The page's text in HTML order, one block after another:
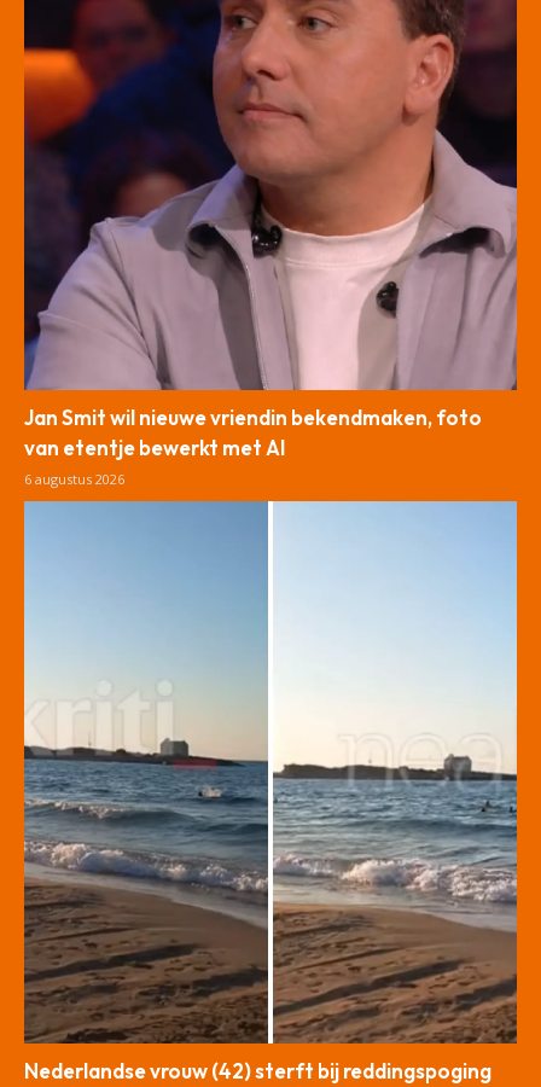
Jan Smit wil nieuwe vriendin bekendmaken, foto
van etentje bewerkt met AI
6 augustus 2026
Nederlandse vrouw (42) sterft bij reddingspoging